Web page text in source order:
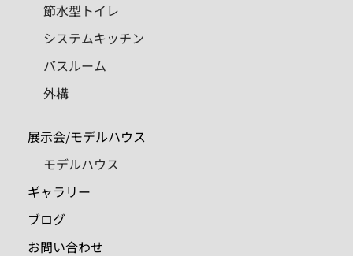
節水型トイレ
システムキッチン
バスルーム
外構
展示会/モデルハウス
モデルハウス
ギャラリー
ブログ
お問い合わせ